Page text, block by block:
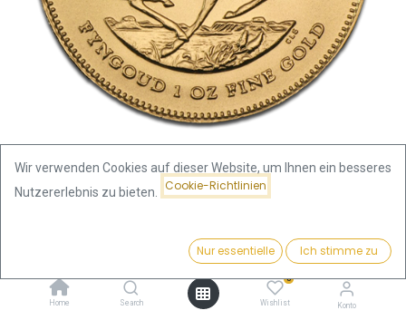
3.756,57€ Kaufen
Home Search
0
Wishlist Konto
Krügerrand 1oz Goldmünze 2016
Dieses Produkt ist nicht mehr erhältlich.
Wir verwenden Cookies auf dieser Website, um Ihnen ein besseres
Nutzererlebnis zu bieten.
Cookie-Richtlinien
Nur essentielle Ich stimme zu